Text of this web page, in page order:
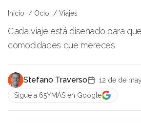
Inicio Ocio Viajes
Cada viaje está diseñado para
comodidades que mereces
Stefano Traverso
12 de de
Sigue a 65YMÁS en Google